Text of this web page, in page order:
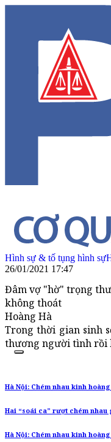
Hình sự & tố tụng hình sự
26/01/2021 17:47
Đâm vợ "hờ" trọng
không thoát
Hoàng Hà
Trong thời gian sinh
thương người tình rồi
Hà Nội: Chém nhau kinh
Hai “soái ca” rượt chém
Hà Nội: Chém nhau kinh